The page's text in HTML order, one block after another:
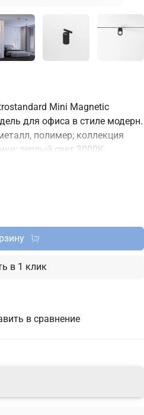
в сравнение
Mini Magnetic
для офиса в стиле модерн.
полимер; коллекция
теплый свет 3000K,
до 2,5 м2, встроенный
светильник Elektrostandard с
в 1 клик